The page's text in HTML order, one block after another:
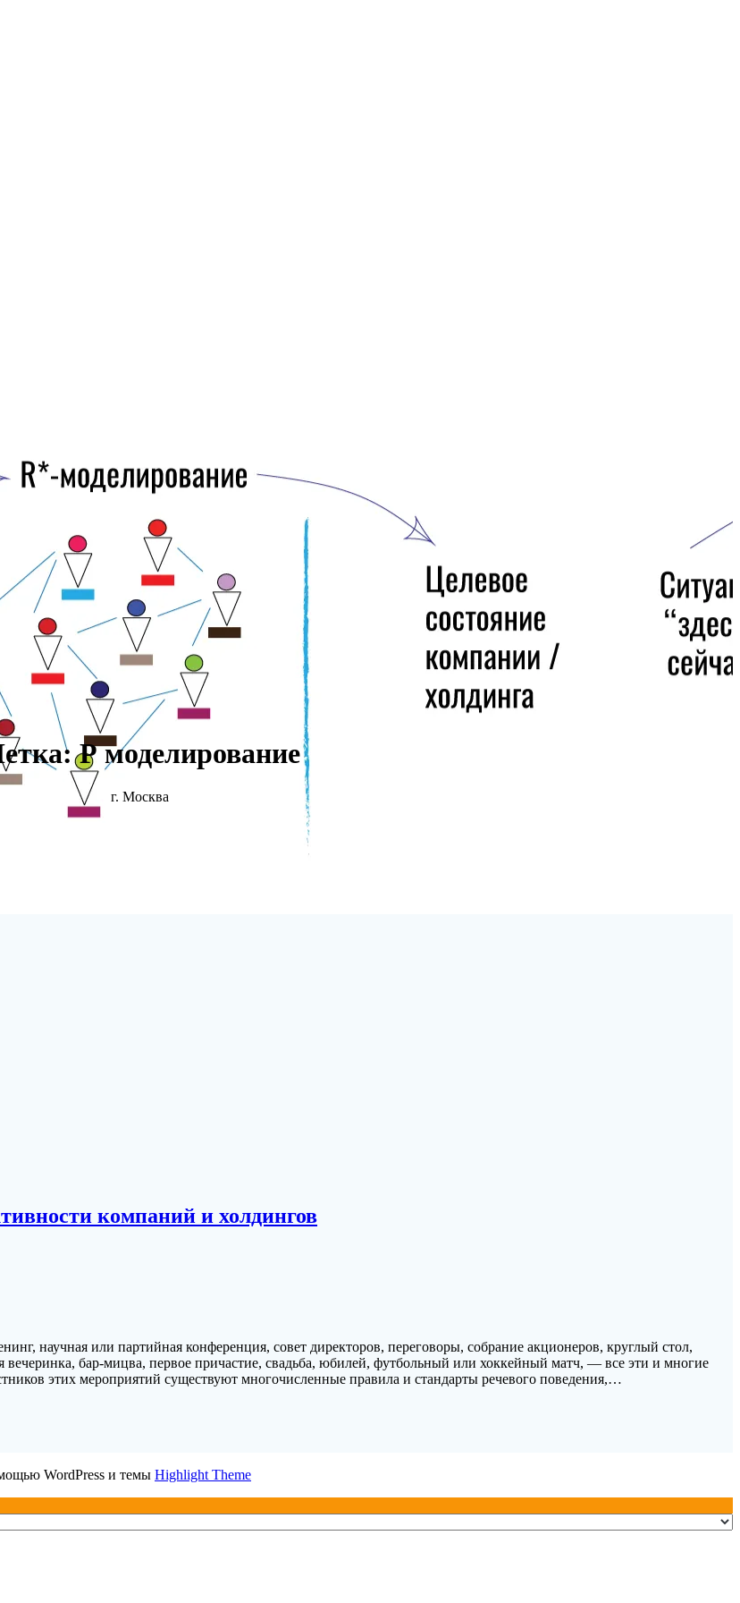
Р моделирование
г. Москва
компаний и холдингов
научная или партийная конференция, совет директоров, переговоры, собрание акционеров, круглый стол,
вечеринка, бар-мицва, первое причастие, свадьба, юбилей, футбольный или хоккейный матч, — все эти и многие
этих мероприятий существуют многочисленные правила и стандарты речевого поведения,…
WordPress и темы Highlight Theme